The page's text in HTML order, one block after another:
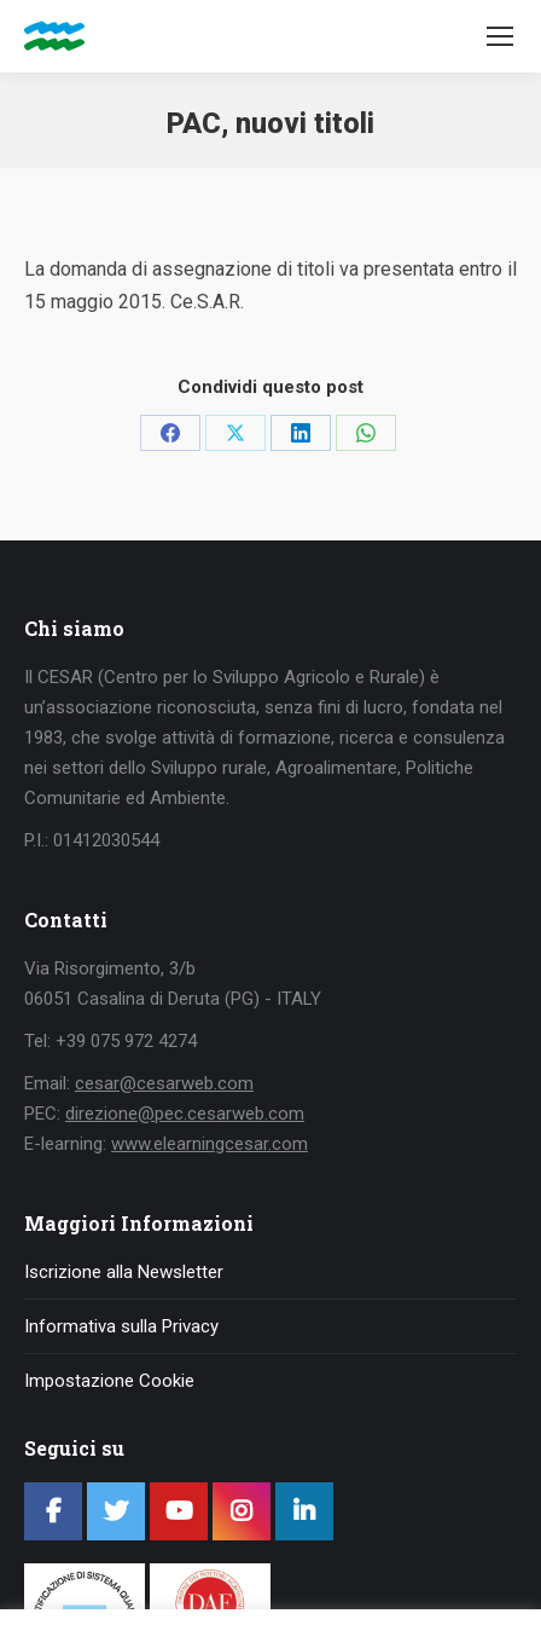
PAC, nuovi titoli
La domanda di assegnazione di titoli va presentata entro il
15 maggio 2015. Ce.S.A.R.
Condividi questo post
CondividiCondividiCondividiCondividi
Chi siamo
Il CESAR (Centro per lo Sviluppo Agricolo e Rurale) è
un’associazione riconosciuta, senza fini di lucro, fondata nel
1983, che svolge attività di formazione, ricerca e consulenza
nei settori dello Sviluppo rurale, Agroalimentare, Politiche
Comunitarie ed Ambiente.
P.I.: 01412030544
Contatti
Via Risorgimento, 3/b
06051 Casalina di Deruta (PG) - ITALY
Tel: +39 075 972 4274
Email: cesar@cesarweb.com
PEC: direzione@pec.cesarweb.com
E-learning: www.elearningcesar.com
Maggiori Informazioni
Iscrizione alla Newsletter
Informativa sulla Privacy
Impostazione Cookie
Seguici su